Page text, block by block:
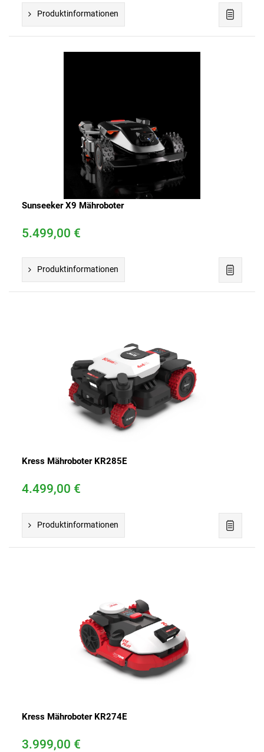
Produktinformationen
Sunseeker X9 Mähroboter
5.499,00 €
Produktinformationen
Kress Mähroboter KR285E
4.499,00 €
Produktinformationen
Kress Mähroboter KR274E
3.999,00 €